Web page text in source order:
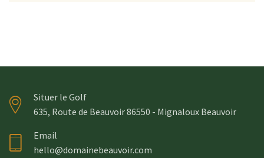
Situer le Golf
635, Route de Beauvoir 86550 - Mignaloux Beauvoir
Email
hello@domainebeauvoir.com